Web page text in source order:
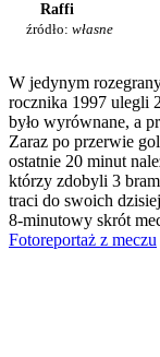
Raffi
źródło: własne
W jedynym
rocznika 1997 ulegli
było wyrównane, a
Zaraz po przerwie
ostatnie 20 minut
którzy zdobyli 3
traci do swoich
8-minutowy skrót
Fotoreportaż z meczu